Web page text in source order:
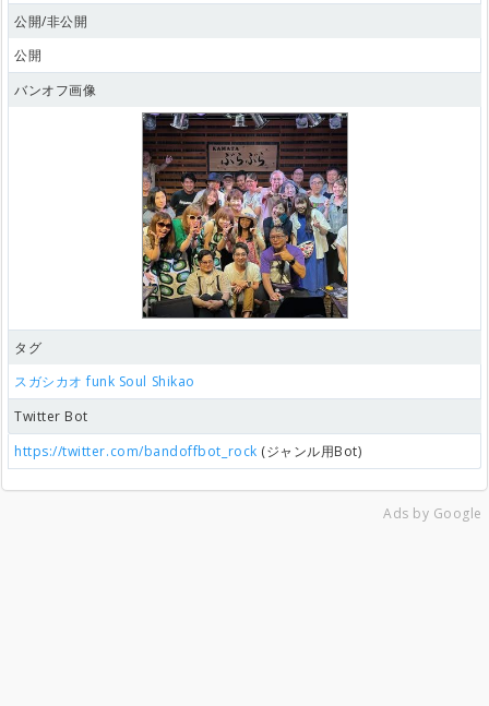
公開/非公開
公開
バンオフ画像
タグ
スガシカオ funk Soul Shikao
Twitter Bot
https://twitter.com/bandoffbot_rock (ジャンル用Bot)
Ads by Google